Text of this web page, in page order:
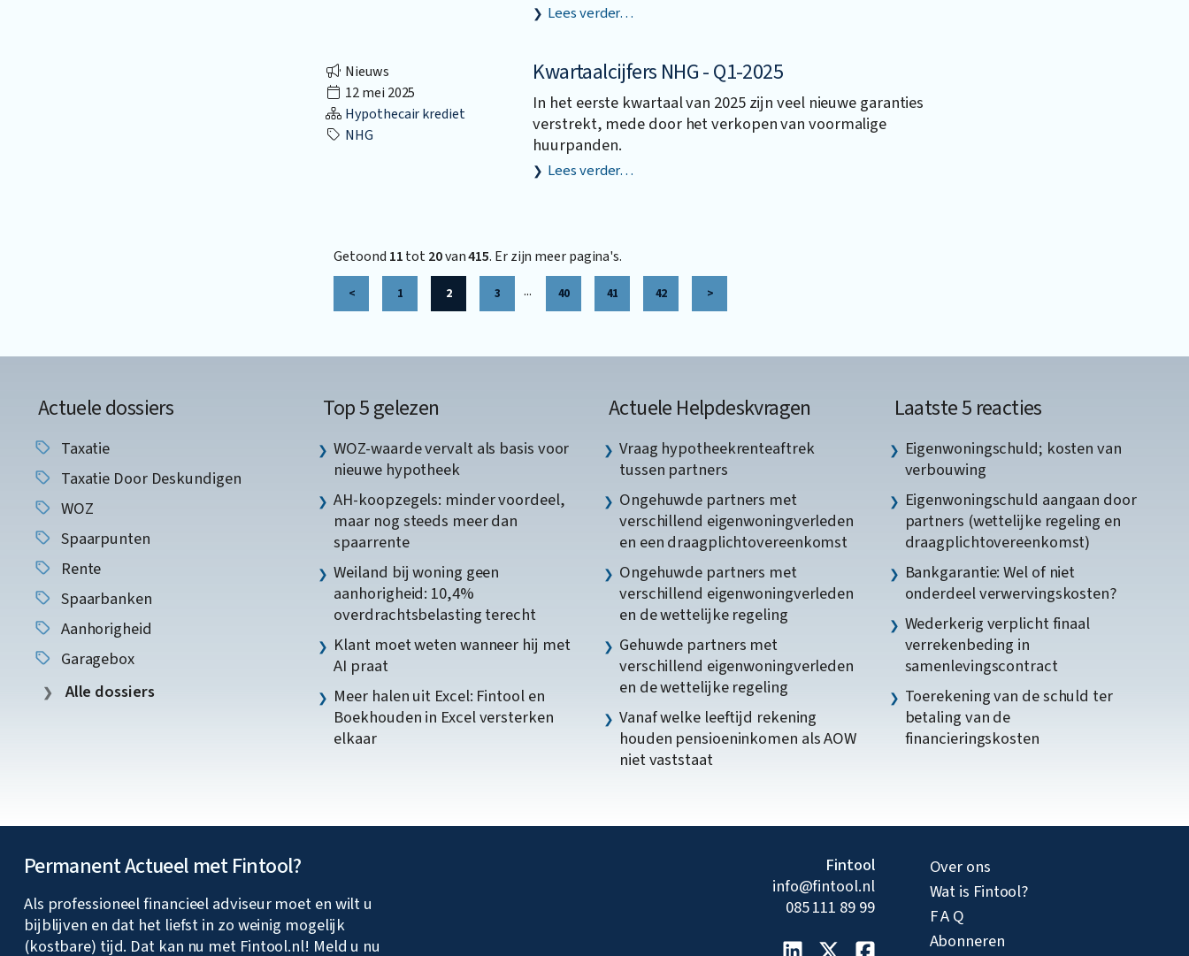
Lees verder…
Nieuws
12 mei 2025
Hypothecair krediet
NHG
Kwartaalcijfers NHG - Q1-2025
In het eerste kwartaal van 2025 zijn veel nieuwe garanties
verstrekt, mede door het verkopen van voormalige
huurpanden.
Lees verder…
Getoond 11tot20van415. Er zijn meer pagina's.
< 1 2 3 ... 40 41 42 >
Actuele dossiers
Taxatie
Taxatie Door Deskundigen
WOZ
Spaarpunten
Rente
Spaarbanken
Aanhorigheid
Garagebox
Alle dossiers
Top 5 gelezen
WOZ-waarde vervalt als basis voor
nieuwe hypotheek
AH-koopzegels: minder voordeel,
maar nog steeds meer dan
spaarrente
Weiland bij woning geen
aanhorigheid: 10,4%
overdrachtsbelasting terecht
Klant moet weten wanneer hij met
AI praat
Meer halen uit Excel: Fintool en
Boekhouden in Excel versterken
elkaar
Actuele Helpdeskvragen
Vraag hypotheekrenteaftrek
tussen partners
Ongehuwde partners met
verschillend eigenwoningverleden
en een draagplichtovereenkomst
Ongehuwde partners met
verschillend eigenwoningverleden
en de wettelijke regeling
Gehuwde partners met
verschillend eigenwoningverleden
en de wettelijke regeling
Vanaf welke leeftijd rekening
houden pensioeninkomen als AOW
niet vaststaat
Laatste 5 reacties
Eigenwoningschuld; kosten van
verbouwing
Eigenwoningschuld aangaan door
partners (wettelijke regeling en
draagplichtovereenkomst)
Bankgarantie: Wel of niet
onderdeel verwervingskosten?
Wederkerig verplicht finaal
verrekenbeding in
samenlevingscontract
Toerekening van de schuld ter
betaling van de
financieringskosten
Permanent Actueel met Fintool?
Als professioneel financieel adviseur moet en wilt u
bijblijven en dat het liefst in zo weinig mogelijk
(kostbare) tijd. Dat kan nu met Fintool.nl! Meld u nu
Fintool
info@fintool.nl
085 111 89 99
Over ons
Wat is Fintool?
F A Q
Abonneren